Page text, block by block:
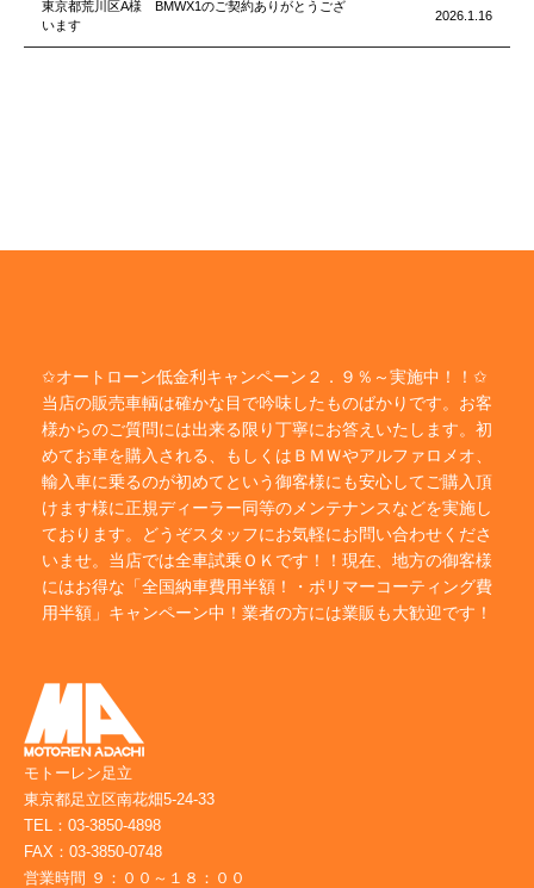
東京都荒川区A様 BMWX1のご契約ありがとうござ
います
2026.1.16
✩オートローン低金利キャンペーン２．９％～実施中！！✩
当店の販売車輌は確かな目で吟味したものばかりです。お客
様からのご質問には出来る限り丁寧にお答えいたします。初
めてお車を購入される、もしくはＢＭＷやアルファロメオ、
輸入車に乗るのが初めてという御客様にも安心してご購入頂
けます様に正規ディーラー同等のメンテナンスなどを実施し
ております。どうぞスタッフにお気軽にお問い合わせくださ
いませ。当店では全車試乗ＯＫです！！現在、地方の御客様
にはお得な「全国納車費用半額！・ポリマーコーティング費
用半額」キャンペーン中！業者の方には業販も大歓迎です！
モトーレン足立
東京都足立区南花畑5-24-33
TEL：03-3850-4898
FAX：03-3850-0748
営業時間 ９：００～１８：００